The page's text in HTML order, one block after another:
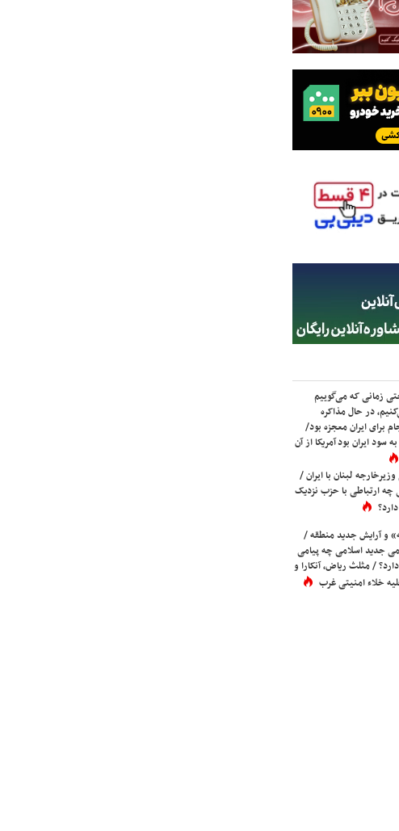
زمانی که می‌گوییم
در حال مذاکره
برای ایران معجزه بود/
سود ایران بود آمریکا از آن
لبنان با ایران /
ارتباطی با حزب نزدیک
و آرایش جدید منطقه /
جدید اسلامی چه پیامی
/ مثلث ریاض، آنکارا و
خلاء امنیتی غرب